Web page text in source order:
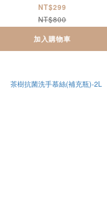
NT$299
NT$800
加入購物車